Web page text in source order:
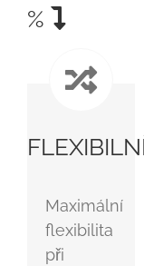
%
Maximální
flexibilita
při